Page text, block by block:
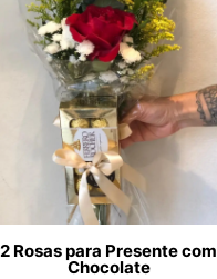
2 Rosas para Presente com
Chocolate